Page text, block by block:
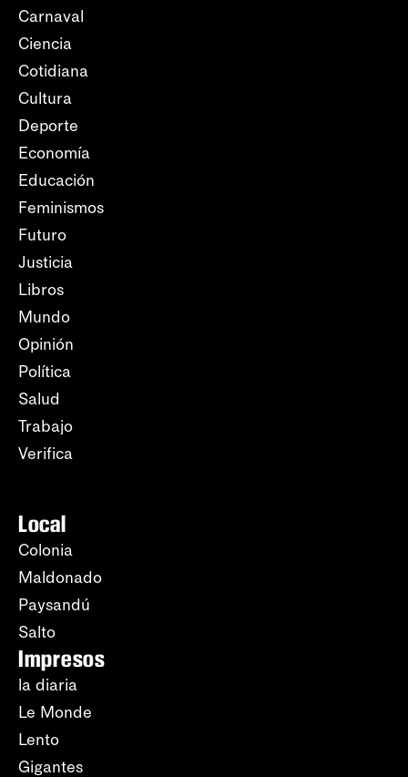
Carnaval
Ciencia
Cotidiana
Cultura
Deporte
Economía
Educación
Feminismos
Futuro
Justicia
Libros
Mundo
Opinión
Política
Salud
Trabajo
Verifica
Local
Colonia
Maldonado
Paysandú
Salto
Impresos
la diaria
Le Monde
Lento
Gigantes